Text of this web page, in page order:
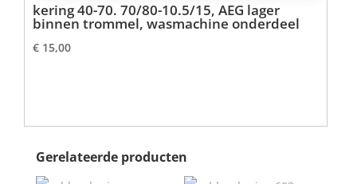
kering 40-70. 70/80-10.5/15, AEG lager
binnen trommel, wasmachine onderdeel
€ 15,00
Gerelateerde producten